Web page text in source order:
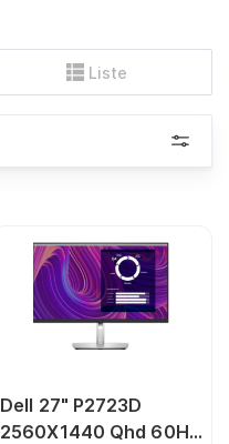
Liste
Dell 27" P2723D
2560X1440 Qhd 60Hz